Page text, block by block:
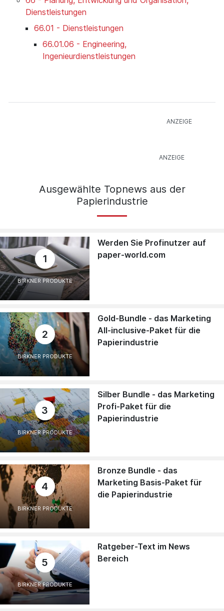
Dienstleistungen
66.01 - Dienstleistungen
66.01.06 - Engineering,
Ingenieurdienstleistungen
Ausgewählte Topnews aus der
Papierindustrie
1
BIRKNER PRODUKTE
Werden Sie Profinutzer auf
paper-world.com
2
BIRKNER PRODUKTE
Gold-Bundle - das Marketing
All-inclusive-Paket für die
Papierindustrie
3
BIRKNER PRODUKTE
Silber Bundle - das Marketing
Profi-Paket für die
Papierindustrie
4
BIRKNER PRODUKTE
Bronze Bundle - das
Marketing Basis-Paket für
die Papierindustrie
5
BIRKNER PRODUKTE
Ratgeber-Text im News
Bereich